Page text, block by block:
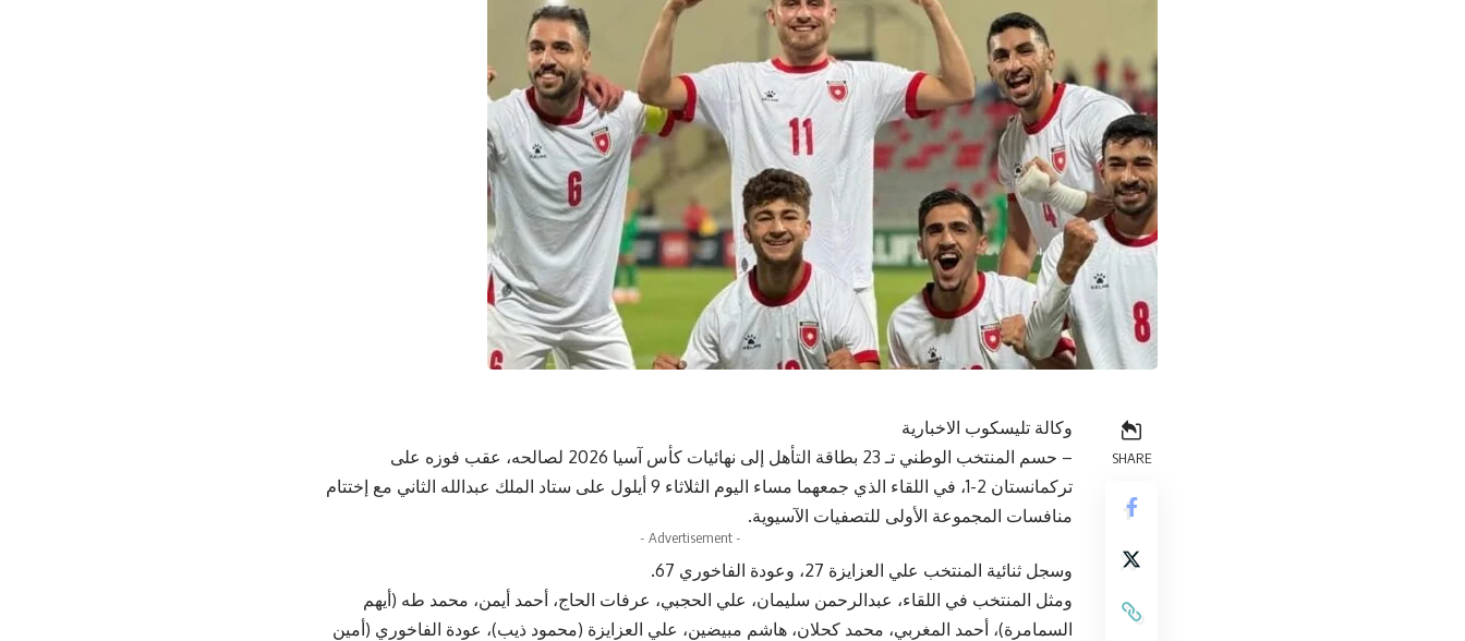
SHARE
وكالة تليسكوب الاخبارية
– حسم المنتخب الوطني تـ 23 بطاقة التأهل إلى نهائيات كأس آسيا 2026 لصالحه، عقب فوزه على
تركمانستان 2-1، في اللقاء الذي جمعهما مساء اليوم الثلاثاء 9 أيلول على ستاد الملك عبدالله الثاني مع إختتام
منافسات المجموعة الأولى للتصفيات الآسيوية.
- Advertisement -
وسجل ثنائية المنتخب علي العزايزة 27، وعودة الفاخوري 67.
ومثل المنتخب في اللقاء، عبدالرحمن سليمان، علي الحجبي، عرفات الحاج، أحمد أيمن، محمد طه (أيهم
السمامرة)، أحمد المغربي، محمد كحلان، هاشم مبيضين، علي العزايزة (محمود ذيب)، عودة الفاخوري (أمين